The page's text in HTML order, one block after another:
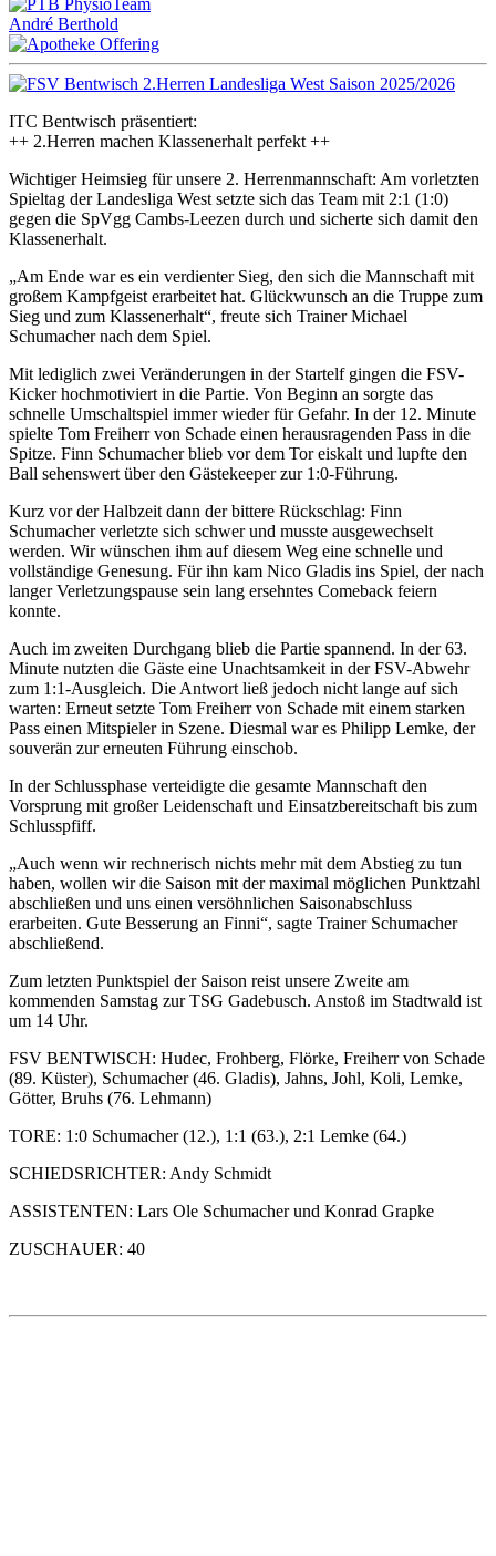
ITC Bentwisch präsentiert:
++ 2.Herren machen Klassenerhalt perfekt ++
Wichtiger Heimsieg für unsere 2. Herrenmannschaft: Am vorletzten
Spieltag der Landesliga West setzte sich das Team mit 2:1 (1:0)
gegen die SpVgg Cambs-Leezen durch und sicherte sich damit den
Klassenerhalt.
„Am Ende war es ein verdienter Sieg, den sich die Mannschaft mit
großem Kampfgeist erarbeitet hat. Glückwunsch an die Truppe zum
Sieg und zum Klassenerhalt“, freute sich Trainer Michael
Schumacher nach dem Spiel.
Mit lediglich zwei Veränderungen in der Startelf gingen die FSV-
Kicker hochmotiviert in die Partie. Von Beginn an sorgte das
schnelle Umschaltspiel immer wieder für Gefahr. In der 12. Minute
spielte Tom Freiherr von Schade einen herausragenden Pass in die
Spitze. Finn Schumacher blieb vor dem Tor eiskalt und lupfte den
Ball sehenswert über den Gästekeeper zur 1:0-Führung.
Kurz vor der Halbzeit dann der bittere Rückschlag: Finn
Schumacher verletzte sich schwer und musste ausgewechselt
werden. Wir wünschen ihm auf diesem Weg eine schnelle und
vollständige Genesung. Für ihn kam Nico Gladis ins Spiel, der nach
langer Verletzungspause sein lang ersehntes Comeback feiern
konnte.
Auch im zweiten Durchgang blieb die Partie spannend. In der 63.
Minute nutzten die Gäste eine Unachtsamkeit in der FSV-Abwehr
zum 1:1-Ausgleich. Die Antwort ließ jedoch nicht lange auf sich
warten: Erneut setzte Tom Freiherr von Schade mit einem starken
Pass einen Mitspieler in Szene. Diesmal war es Philipp Lemke, der
souverän zur erneuten Führung einschob.
In der Schlussphase verteidigte die gesamte Mannschaft den
Vorsprung mit großer Leidenschaft und Einsatzbereitschaft bis zum
Schlusspfiff.
„Auch wenn wir rechnerisch nichts mehr mit dem Abstieg zu tun
haben, wollen wir die Saison mit der maximal möglichen Punktzahl
abschließen und uns einen versöhnlichen Saisonabschluss
erarbeiten. Gute Besserung an Finni“, sagte Trainer Schumacher
abschließend.
Zum letzten Punktspiel der Saison reist unsere Zweite am
kommenden Samstag zur TSG Gadebusch. Anstoß im Stadtwald ist
um 14 Uhr.
FSV BENTWISCH: Hudec, Frohberg, Flörke, Freiherr von Schade
(89. Küster), Schumacher (46. Gladis), Jahns, Johl, Koli, Lemke,
Götter, Bruhs (76. Lehmann)
TORE: 1:0 Schumacher (12.), 1:1 (63.), 2:1 Lemke (64.)
SCHIEDSRICHTER: Andy Schmidt
ASSISTENTEN: Lars Ole Schumacher und Konrad Grapke
ZUSCHAUER: 40